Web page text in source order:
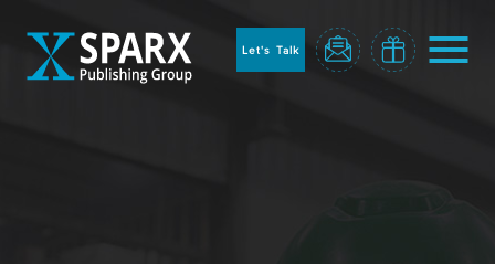
sparx
home
page
Let's Talk